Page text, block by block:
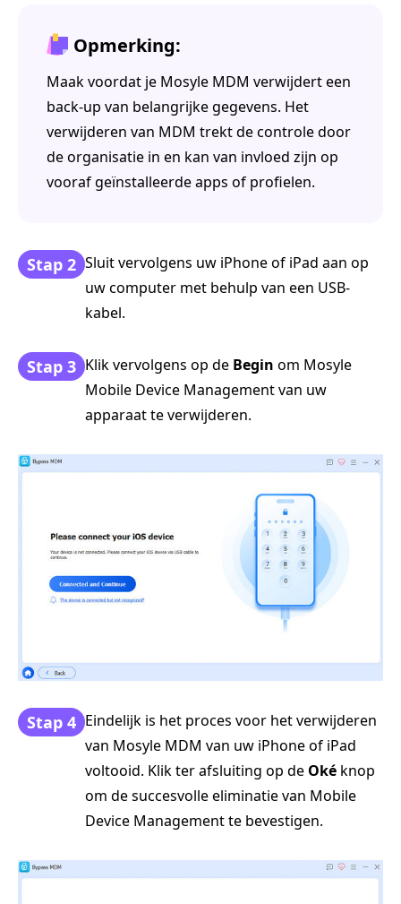
Opmerking:
Maak voordat je Mosyle MDM verwijdert een
back‑up van belangrijke gegevens. Het
verwijderen van MDM trekt de controle door
de organisatie in en kan van invloed zijn op
vooraf geïnstalleerde apps of profielen.
Stap 2 Sluit vervolgens uw iPhone of iPad aan op
uw computer met behulp van een USB-
kabel.
Stap 3 Klik vervolgens op de Begin om Mosyle
Mobile Device Management van uw
apparaat te verwijderen.
Stap 4 Eindelijk is het proces voor het verwijderen
van Mosyle MDM van uw iPhone of iPad
voltooid. Klik ter afsluiting op de Oké knop
om de succesvolle eliminatie van Mobile
Device Management te bevestigen.